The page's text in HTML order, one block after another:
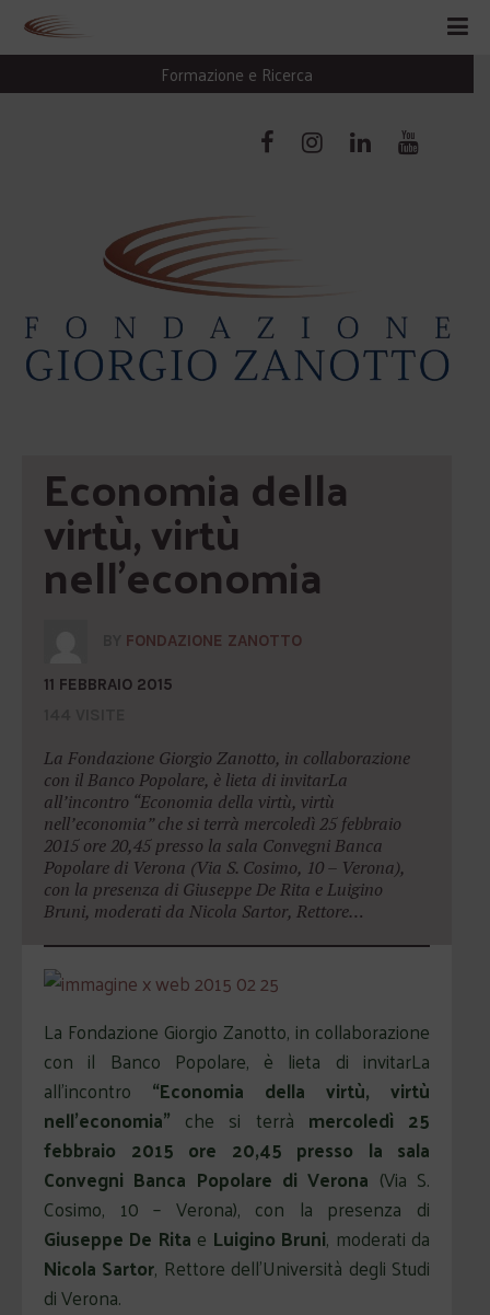
Formazione e Ricerca
Economia della
virtù, virtù
nell'economia
FONDAZIONE ZANOTTO
11 FEBBRAIO 2015
La Fondazione Giorgio Zanotto, in collaborazione
con il Banco Popolare, è lieta di invitarLa
all’incontro “Economia della virtù, virtù
nell’economia” che si terrà mercoledì 25 febbraio
2015 ore 20,45 presso la sala Convegni Banca
Popolare di Verona (Via S. Cosimo, 10 – Verona),
con la presenza di Giuseppe De Rita e Luigino
Bruni, moderati da Nicola Sartor, Rettore…
La Fondazione Giorgio Zanotto, in collaborazione
con il Banco Popolare, è lieta di invitarLa
all’incontro “Economia della virtù, virtù
nell’economia” che si terrà mercoledì 25
febbraio 2015 ore 20,45 presso la sala
Convegni Banca Popolare di Verona (Via S.
Cosimo, 10 – Verona), con la presenza di
Giuseppe De Rita e Luigino Bruni, moderati da
Nicola Sartor, Rettore dell’Università degli Studi
di Verona.